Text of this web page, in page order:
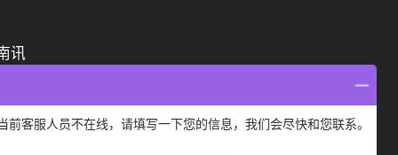
讯
后咨询电话： 400-009-2300
间：9:00-18:00）
前客服人员不在线，请填写一下您的信息，我们会尽快和您联系。